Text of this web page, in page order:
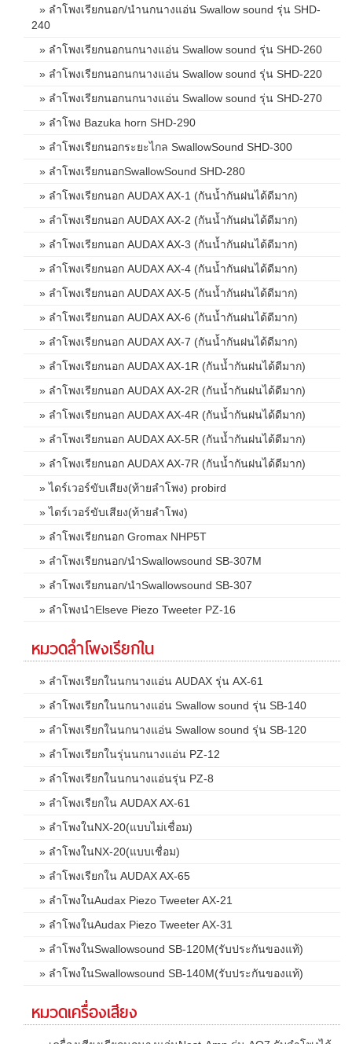
» ลำโพงเรียกนอก/นำนกนางแอ่น Swallow sound รุ่น SHD-
240
» ลำโพงเรียกนอกนกนางแอ่น Swallow sound รุ่น SHD-260
» ลำโพงเรียกนอกนกนางแอ่น Swallow sound รุ่น SHD-220
» ลำโพงเรียกนอกนกนางแอ่น Swallow sound รุ่น SHD-270
» ลำโพง Bazuka horn SHD-290
» ลำโพงเรียกนอกระยะไกล SwallowSound SHD-300
» ลำโพงเรียกนอกSwallowSound SHD-280
» ลำโพงเรียกนอก AUDAX AX-1 (กันน้ำกันฝนได้ดีมาก)
» ลำโพงเรียกนอก AUDAX AX-2 (กันน้ำกันฝนได้ดีมาก)
» ลำโพงเรียกนอก AUDAX AX-3 (กันน้ำกันฝนได้ดีมาก)
» ลำโพงเรียกนอก AUDAX AX-4 (กันน้ำกันฝนได้ดีมาก)
» ลำโพงเรียกนอก AUDAX AX-5 (กันน้ำกันฝนได้ดีมาก)
» ลำโพงเรียกนอก AUDAX AX-6 (กันน้ำกันฝนได้ดีมาก)
» ลำโพงเรียกนอก AUDAX AX-7 (กันน้ำกันฝนได้ดีมาก)
» ลำโพงเรียกนอก AUDAX AX-1R (กันน้ำกันฝนได้ดีมาก)
» ลำโพงเรียกนอก AUDAX AX-2R (กันน้ำกันฝนได้ดีมาก)
» ลำโพงเรียกนอก AUDAX AX-4R (กันน้ำกันฝนได้ดีมาก)
» ลำโพงเรียกนอก AUDAX AX-5R (กันน้ำกันฝนได้ดีมาก)
» ลำโพงเรียกนอก AUDAX AX-7R (กันน้ำกันฝนได้ดีมาก)
» ไดร์เวอร์ขับเสียง(ท้ายลำโพง) probird
» ไดร์เวอร์ขับเสียง(ท้ายลำโพง)
» ลำโพงเรียกนอก Gromax NHP5T
» ลำโพงเรียกนอก/นำSwallowsound SB-307M
» ลำโพงเรียกนอก/นำSwallowsound SB-307
» ลำโพงนำElseve Piezo Tweeter PZ-16
หมวดลำโพงเรียกใน
» ลำโพงเรียกในนกนางแอ่น AUDAX รุ่น AX-61
» ลำโพงเรียกในนกนางแอ่น Swallow sound รุ่น SB-140
» ลำโพงเรียกในนกนางแอ่น Swallow sound รุ่น SB-120
» ลำโพงเรียกในรุ่นนกนางแอ่น PZ-12
» ลำโพงเรียกในนกนางแอ่นรุ่น PZ-8
» ลำโพงเรียกใน AUDAX AX-61
» ลำโพงในNX-20(แบบไม่เชื่อม)
» ลำโพงในNX-20(แบบเชื่อม)
» ลำโพงเรียกใน AUDAX AX-65
» ลำโพงในAudax Piezo Tweeter AX-21
» ลำโพงในAudax Piezo Tweeter AX-31
» ลำโพงในSwallowsound SB-120M(รับประกันของแท้)
» ลำโพงในSwallowsound SB-140M(รับประกันของแท้)
หมวดเครื่องเสียง